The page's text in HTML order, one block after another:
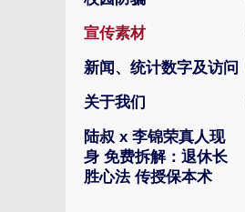
宣传素材
新闻、统计数字及访问
关于我们
陆叔 x 李锦荣真人现
身 免费拆解：退休长
胜心法 传授保本术